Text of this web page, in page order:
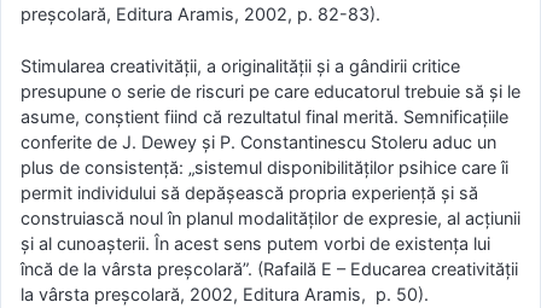
preşcolară, Editura Aramis, 2002, p. 82-83).
Stimularea creativităţii, a originalităţii şi a gândirii critice
presupune o serie de riscuri pe care educatorul trebuie să şi le
asume, conştient fiind că rezultatul final merită. Semnificaţiile
conferite de J. Dewey şi P. Constantinescu Stoleru aduc un
plus de consistență: „sistemul disponibilităţilor psihice care îi
permit individului să depăşească propria experienţă şi să
construiască noul în planul modalităţilor de expresie, al acţiunii
şi al cunoaşterii. În acest sens putem vorbi de existenţa lui
încă de la vârsta preşcolară”. (Rafailă E – Educarea creativităţii
la vârsta preşcolară, 2002, Editura Aramis, p. 50).